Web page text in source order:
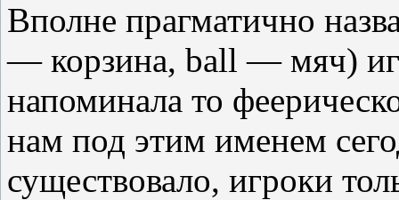
Вполне прагматично
— корзина, ball — мяч)
напоминала то
нам под этим именем
существовало, игроки